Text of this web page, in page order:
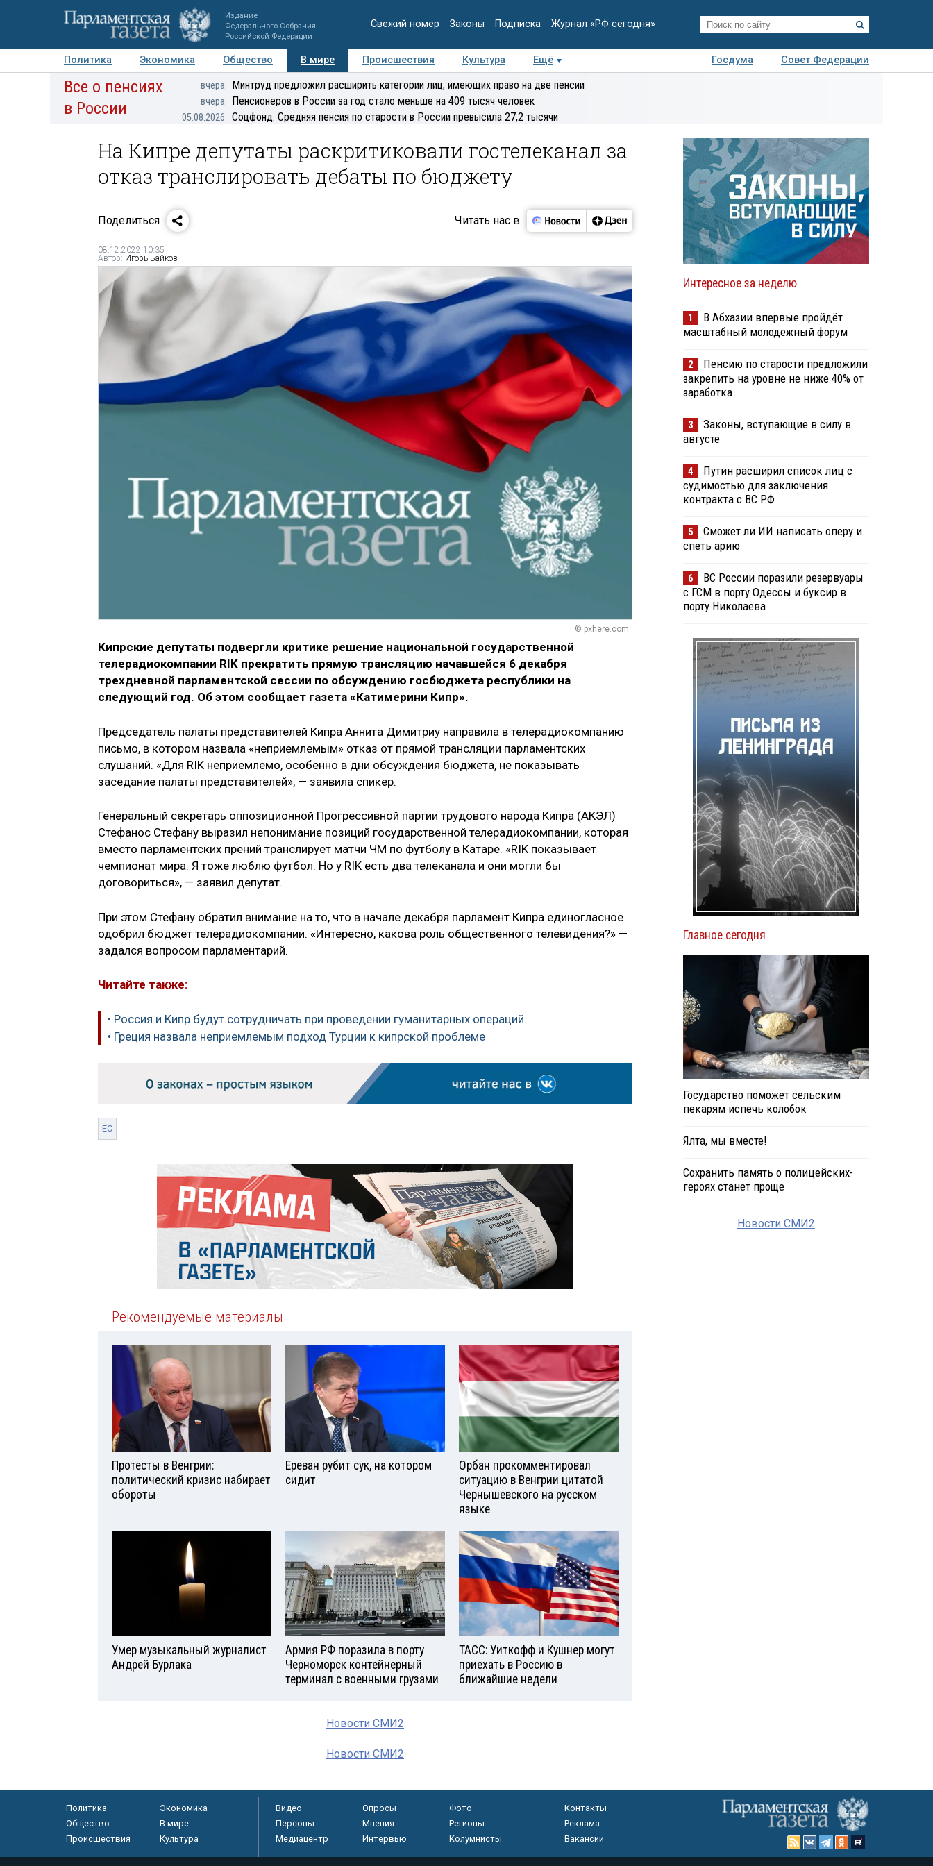
Издание
Федерального Собрания
Российской Федерации
Свежий номер Законы Подписка Журнал «РФ сегодня»
Политика Экономика Общество В мире Происшествия Культура Ещё Госдума
Совет Федерации
Авторы Персоны Мнения Регионы Медиацентр Интервью Колумнисты
Деловая
Все о пенсиях
в России
вчера Минтруд предложил расширить категории лиц, имеющих право на две пенсии
вчера Пенсионеров в России за год стало меньше на 409 тысяч человек
05.08.2026 Соцфонд: Средняя пенсия по старости в России превысила 27,2 тысячи
На Кипре депутаты раскритиковали гостелеканал за
отказ транслировать дебаты по бюджету
Поделиться Читать нас в
08.12.2022 10:35
Автор: Игорь Байков
© pxhere.com
Кипрские депутаты подвергли критике решение национальной государственной
телерадиокомпании RIK прекратить прямую трансляцию начавшейся 6 декабря
трехдневной парламентской сессии по обсуждению госбюджета республики на
следующий год. Об этом сообщает газета «Катимерини Кипр».
Председатель палаты представителей Кипра Аннита Димитриу направила в телерадиокомпанию
письмо, в котором назвала «неприемлемым» отказ от прямой трансляции парламентских
слушаний. «Для RIK неприемлемо, особенно в дни обсуждения бюджета, не показывать
заседание палаты представителей», — заявила спикер.
Генеральный секретарь оппозиционной Прогрессивной партии трудового народа Кипра (АКЭЛ)
Стефанос Стефану выразил непонимание позиций государственной телерадиокомпании, которая
вместо парламентских прений транслирует матчи ЧМ по футболу в Катаре. «RIK показывает
чемпионат мира. Я тоже люблю футбол. Но у RIK есть два телеканала и они могли бы
договориться», — заявил депутат.
При этом Стефану обратил внимание на то, что в начале декабря парламент Кипра единогласное
одобрил бюджет телерадиокомпании. «Интересно, какова роль общественного телевидения?» —
задался вопросом парламентарий.
Читайте также:
• Россия и Кипр будут сотрудничать при проведении гуманитарных операций
• Греция назвала неприемлемым подход Турции к кипрской проблеме
ЕС
Рекомендуемые материалы
Протесты в Венгрии:
политический кризис набирает
обороты
Ереван рубит сук, на котором
сидит
Орбан прокомментировал
ситуацию в Венгрии цитатой
Чернышевского на русском
языке
Умер музыкальный журналист
Андрей Бурлака
Армия РФ поразила в порту
Черноморск контейнерный
терминал с военными грузами
ТАСС: Уиткофф и Кушнер могут
приехать в Россию в
ближайшие недели
Новости СМИ2
Новости СМИ2
Интересное за неделю
1
В Абхазии впервые пройдёт
масштабный молодёжный форум
2
Пенсию по старости предложили
закрепить на уровне не ниже 40% от
заработка
3
Законы, вступающие в силу в
августе
4
Путин расширил список лиц с
судимостью для заключения
контракта с ВС РФ
5
Сможет ли ИИ написать оперу и
спеть арию
6
ВС России поразили резервуары
с ГСМ в порту Одессы и буксир в
порту Николаева
Главное сегодня
Государство поможет сельским
пекарям испечь колобок
Ялта, мы вместе!
Сохранить память о полицейских-
героях станет проще
Новости СМИ2
Политика
Экономика
Общество
В мире
Происшествия
Культура
Видео Опросы
Фото
Персоны
Мнения
Регионы
Медиацентр
Интервью Колумнисты
Контакты
Реклама
Вакансии